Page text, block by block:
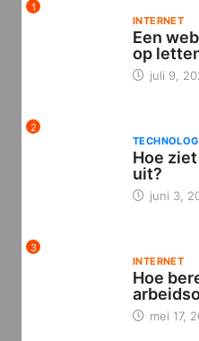
1
INTERNET
Een
op
juli 9,
2
Hoe
uit?
juni 3,
3
INTERNET
Hoe
mei 17,